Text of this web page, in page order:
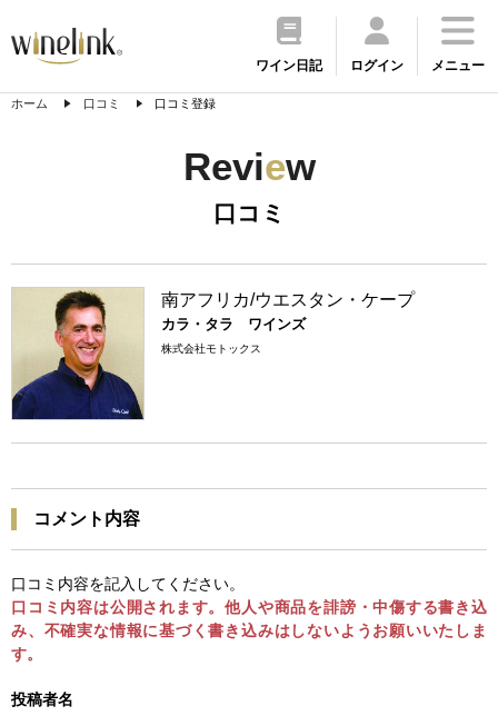
ワイン日記 ログイン メニュー
ホーム 口コミ 口コミ登録
Review
口コミ
南アフリカ/ウエスタン・ケープ
カラ・タラ ワインズ
株式会社モトックス
コメント内容
口コミ内容を記入してください。
口コミ内容は公開されます。他人や商品を誹謗・中傷する書き込
み、不確実な情報に基づく書き込みはしないようお願いいたしま
す。
投稿者名